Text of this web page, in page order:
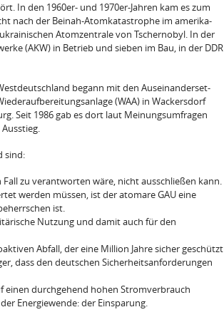
In den 1960er- und 1970er-Jahren kam es zum
nach der Beinah-Atomkatastrophe im amerika­
Atomzentrale von Tschernobyl. In der
(AKW) in Betrieb und sieben im Bau, in der DDR
begann mit den Auseinanderset­
(WAA) in Wackers­dorf
Seit 1986 gab es dort laut Meinungsumfra­gen
sind:
zu verantworten wäre, nicht aus­schließen kann.
werden müssen, ist der atomare GAU eine
ist.
Nutzung und damit auch für den
Abfall, der eine Million Jahre sicher geschützt
dass den deutschen Sicher­heitsanforderungen
einen durchgehend hohen Stromverbrauch
Energiewende: der Einsparung.